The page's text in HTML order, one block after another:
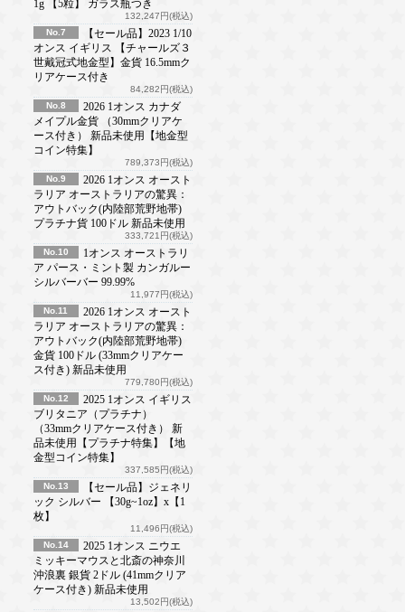
1g 【5粒】 ガラス瓶つき
132,247円(税込)
No.7
【セール品】2023 1/10
オンス イギリス 【チャールズ３
世戴冠式地金型】金貨 16.5mmク
リアケース付き
84,282円(税込)
No.8
2026 1オンス カナダ
メイプル金貨 （30mmクリアケ
ース付き） 新品未使用【地金型
コイン特集】
789,373円(税込)
No.9
2026 1オンス オースト
ラリア オーストラリアの驚異：
アウトバック(内陸部荒野地帯)
プラチナ貨 100ドル 新品未使用
333,721円(税込)
No.10
1オンス オーストラリ
ア パース・ミント製 カンガルー
シルバーバー 99.99%
11,977円(税込)
No.11
2026 1オンス オースト
ラリア オーストラリアの驚異：
アウトバック(内陸部荒野地帯)
金貨 100ドル (33mmクリアケー
ス付き) 新品未使用
779,780円(税込)
No.12
2025 1オンス イギリス
ブリタニア（プラチナ）
（33mmクリアケース付き） 新
品未使用【プラチナ特集】【地
金型コイン特集】
337,585円(税込)
No.13
【セール品】ジェネリ
ック シルバー 【30g~1oz】x【1
枚】
11,496円(税込)
No.14
2025 1オンス ニウエ
ミッキーマウスと北斎の神奈川
沖浪裏 銀貨 2ドル (41mmクリア
ケース付き) 新品未使用
13,502円(税込)